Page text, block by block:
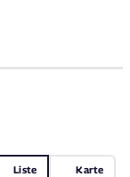
Liste Karte